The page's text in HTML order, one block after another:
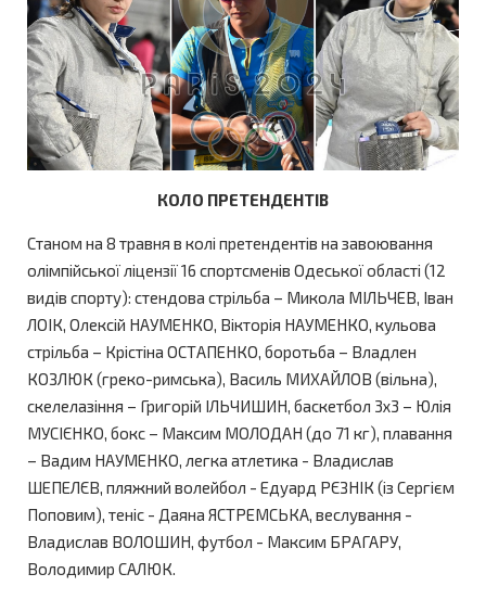
КОЛО ПРЕТЕНДЕНТІВ
Станом на 8 травня в колі претендентів на завоювання
олімпійської ліцензії 16 спортсменів Одеської області (12
видів спорту): стендова стрільба – Микола МІЛЬЧЕВ, Іван
ЛОІК, Олексій НАУМЕНКО, Вікторія НАУМЕНКО, кульова
стрільба – Крістіна ОСТАПЕНКО, боротьба – Владлен
КОЗЛЮК (греко-римська), Василь МИХАЙЛОВ (вільна),
скелелазіння – Григорій ІЛЬЧИШИН, баскетбол 3х3 – Юлія
МУСІЄНКО, бокс – Максим МОЛОДАН (до 71 кг), плавання
– Вадим НАУМЕНКО, легка атлетика - Владислав
ШЕПЕЛЄВ, пляжний волейбол - Едуард РЄЗНІК (із Сергієм
Поповим), теніс - Даяна ЯСТРЕМСЬКА, веслування -
Владислав ВОЛОШИН, футбол - Максим БРАГАРУ,
Володимир САЛЮК.